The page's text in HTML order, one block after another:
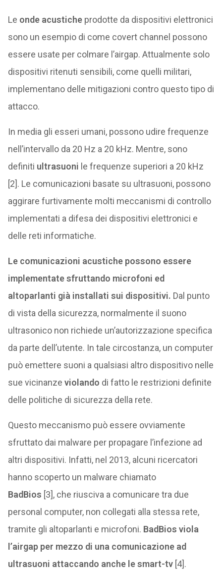
Le onde acusticheprodotte da dispositivi elettronici
sono un esempio di come covert channel possono
essere usate per colmare l’airgap. Attualmente solo
dispositivi ritenuti sensibili, come quelli militari,
implementano delle mitigazioni contro questo tipo di
attacco.
In media gli esseri umani, possono udire frequenze
nell’intervallo da 20 Hz a 20 kHz. Mentre, sono
definiti ultrasuoni le frequenze superiori a 20 kHz
[2]. Le comunicazioni basate su ultrasuoni, possono
aggirare furtivamente molti meccanismi di controllo
implementati a difesa dei dispositivi elettronici e
delle reti informatiche.
Le comunicazioni acustiche possono essere
implementate sfruttando microfoni ed
altoparlanti già installati sui dispositivi. Dal punto
di vista della sicurezza, normalmente il suono
ultrasonico non richiede un’autorizzazione specifica
da parte dell’utente. In tale circostanza, un computer
può emettere suoni a qualsiasi altro dispositivo nelle
sue vicinanze violando di fatto le restrizioni definite
delle politiche di sicurezza della rete.
Questo meccanismo può essere ovviamente
sfruttato dai malware per propagare l’infezione ad
altri dispositivi. Infatti, nel 2013, alcuni ricercatori
hanno scoperto un malware chiamato
BadBios [3], che riusciva a comunicare tra due
personal computer, non collegati alla stessa rete,
tramite gli altoparlanti e microfoni. BadBios viola
l’airgap per mezzo di una comunicazione ad
ultrasuoni attaccando anche le smart-tv[4].